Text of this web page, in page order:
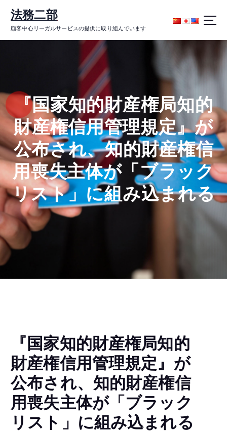
ン
ッ
プ
法務二部
顧客中心リーガルサービスの提供に取り組んでいます
『国家知的財産権局知的
財産権信用管理規定』が
公布され、知的財産権信
用喪失主体が「ブラック
リスト」に組み込まれる
『国家知的財産権局知的
財産権信用管理規定』が
公布され、知的財産権信
用喪失主体が「ブラック
リスト」に組み込まれる